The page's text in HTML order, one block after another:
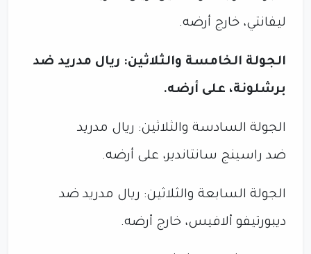
ليفانتي، خارج أرضه.
الجولة الخامسة والثلاثين: ريال مدريد ضد
برشلونة، على أرضه.
الجولة السادسة والثلاثين: ريال مدريد
ضد راسينج سانتاندير، على أرضه.
الجولة السابعة والثلاثين: ريال مدريد ضد
ديبورتيفو ألافيس، خارج أرضه.